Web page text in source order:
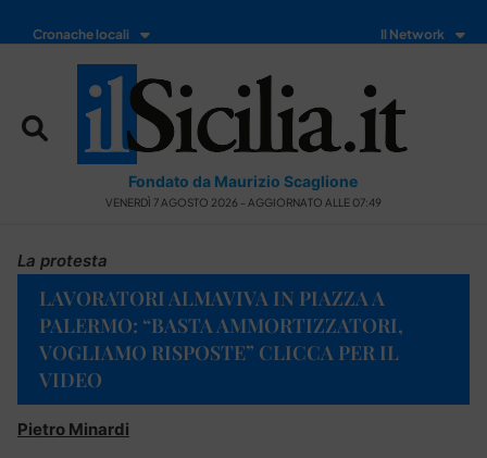
Cronache locali Il Network
Fondato da Maurizio Scaglione
VENERDÌ 7 AGOSTO 2026 - AGGIORNATO ALLE 07:49
La protesta
LAVORATORI ALMAVIVA IN PIAZZA A
PALERMO: “BASTA AMMORTIZZATORI,
VOGLIAMO RISPOSTE” CLICCA PER IL
VIDEO
Pietro Minardi